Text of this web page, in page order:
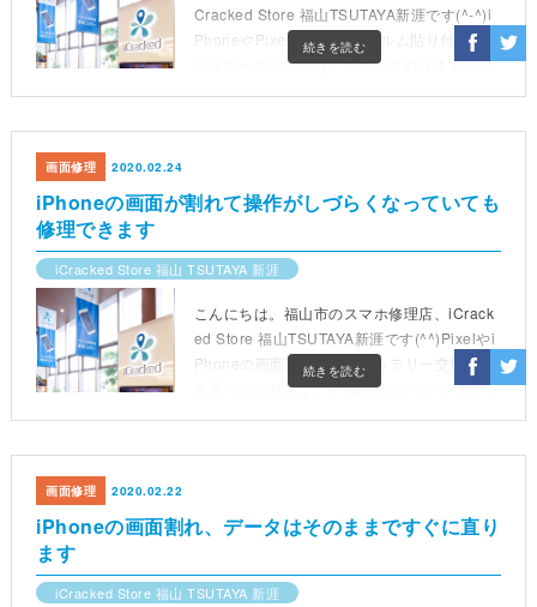
続きを読む
Cracked Store 福山TSUTAYA新涯です(^-^)i
PhoneやPixelの修理、フィルム貼り付けやガ
ラスコーティングなども承っております。今
iPhoneの画面が割れて操作がしづらくなっていても
修理できます
画面修理 2020.02.24
iCracked Store 福山 TSUTAYA 新涯
続きを読む
こんにちは。福山市のスマホ修理店、iCrack
ed Store 福山TSUTAYA新涯です(^^)Pixelやi
Phoneの画面割れ修理、バッテリー交換など
を承っております。iPhoneのタッチがきかな
iPhoneの画面割れ、データはそのままですぐに直り
ます
画面修理 2020.02.22
iCracked Store 福山 TSUTAYA 新涯